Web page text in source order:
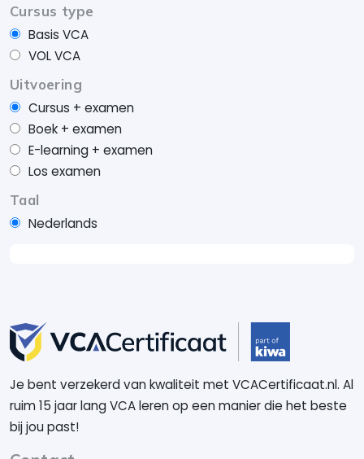
Cursus type
Basis VCA
VOL VCA
Uitvoering
Cursus + examen
Boek + examen
E-learning + examen
Los examen
Taal
Nederlands
Je bent verzekerd van kwaliteit met VCACertificaat.nl. Al
ruim 15 jaar lang VCA leren op een manier die het beste
bij jou past!